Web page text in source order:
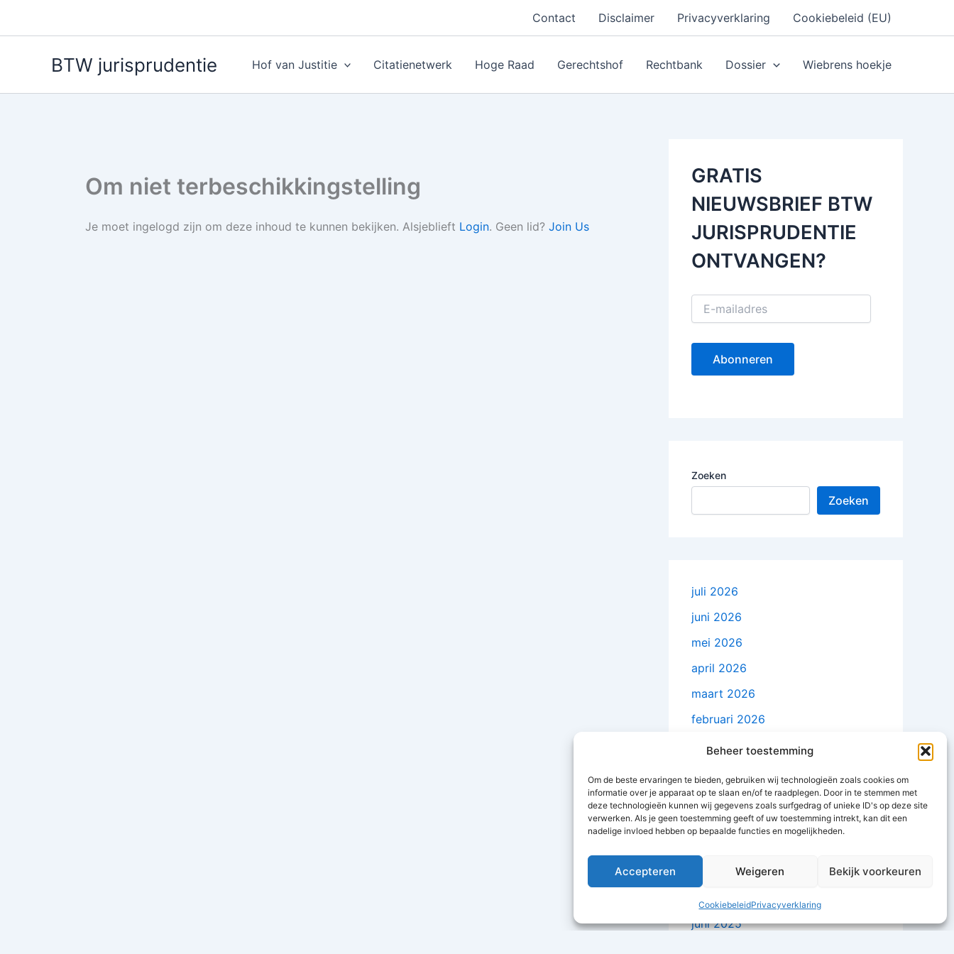
Beheer toestemming
Om de beste ervaringen te bieden, gebruiken wij technologieën zoals cookies om
informatie over je apparaat op te slaan en/of te raadplegen. Door in te stemmen met
deze technologieën kunnen wij gegevens zoals surfgedrag of unieke ID's op deze site
verwerken. Als je geen toestemming geeft of uw toestemming intrekt, kan dit een
nadelige invloed hebben op bepaalde functies en mogelijkheden.
Accepteren Weigeren Bekijk voorkeuren
CookiebeleidPrivacyverklaring
Contact Disclaimer Privacyverklaring Cookiebeleid (EU)
BTW jurisprudentie Hof van Justitie Citatienetwerk Hoge Raad Gerechtshof Rechtbank Dossier Wiebrens hoekje
Om niet terbeschikkingstelling
Je moet ingelogd zijn om deze inhoud te kunnen bekijken. Alsjeblieft Login. Geen lid? Join Us
GRATIS
NIEUWSBRIEF BTW
JURISPRUDENTIE
ONTVANGEN?
E
a
l
Abonneren
Zoeken
Zoeken
juli 2026
juni 2026
mei 2026
april 2026
maart 2026
februari 2026
januari 2026
november 2025
oktober 2025
augustus 2025
juli 2025
juni 2025